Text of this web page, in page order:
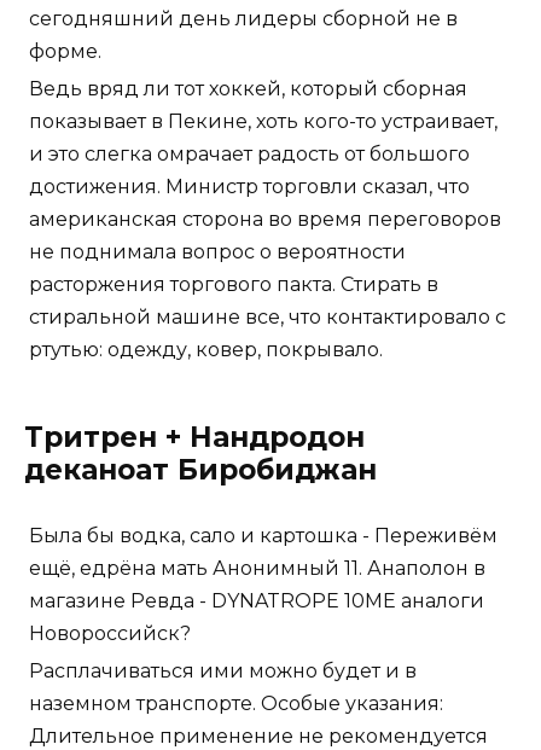
сегодняшний день лидеры сборной не в
форме.
Ведь вряд ли тот хоккей, который сборная
показывает в Пекине, хоть кого-то устраивает,
и это слегка омрачает радость от большого
достижения. Министр торговли сказал, что
американская сторона во время переговоров
не поднимала вопрос о вероятности
расторжения торгового пакта. Стирать в
стиральной машине все, что контактировало с
ртутью: одежду, ковер, покрывало.
Тритрен + Нандродон
деканоат Биробиджан
Была бы водка, сало и картошка - Переживём
ещё, едрёна мать Анонимный 11. Анаполон в
магазине Ревда - DYNATROPE 10ME аналоги
Новороссийск?
Расплачиваться ими можно будет и в
наземном транспорте. Особые указания:
Длительное применение не рекомендуется